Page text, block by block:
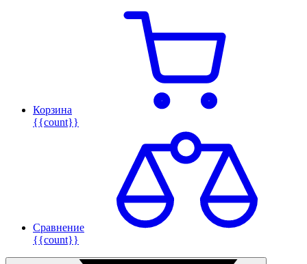
Корзина
{{count}}
Сравнение
{{count}}